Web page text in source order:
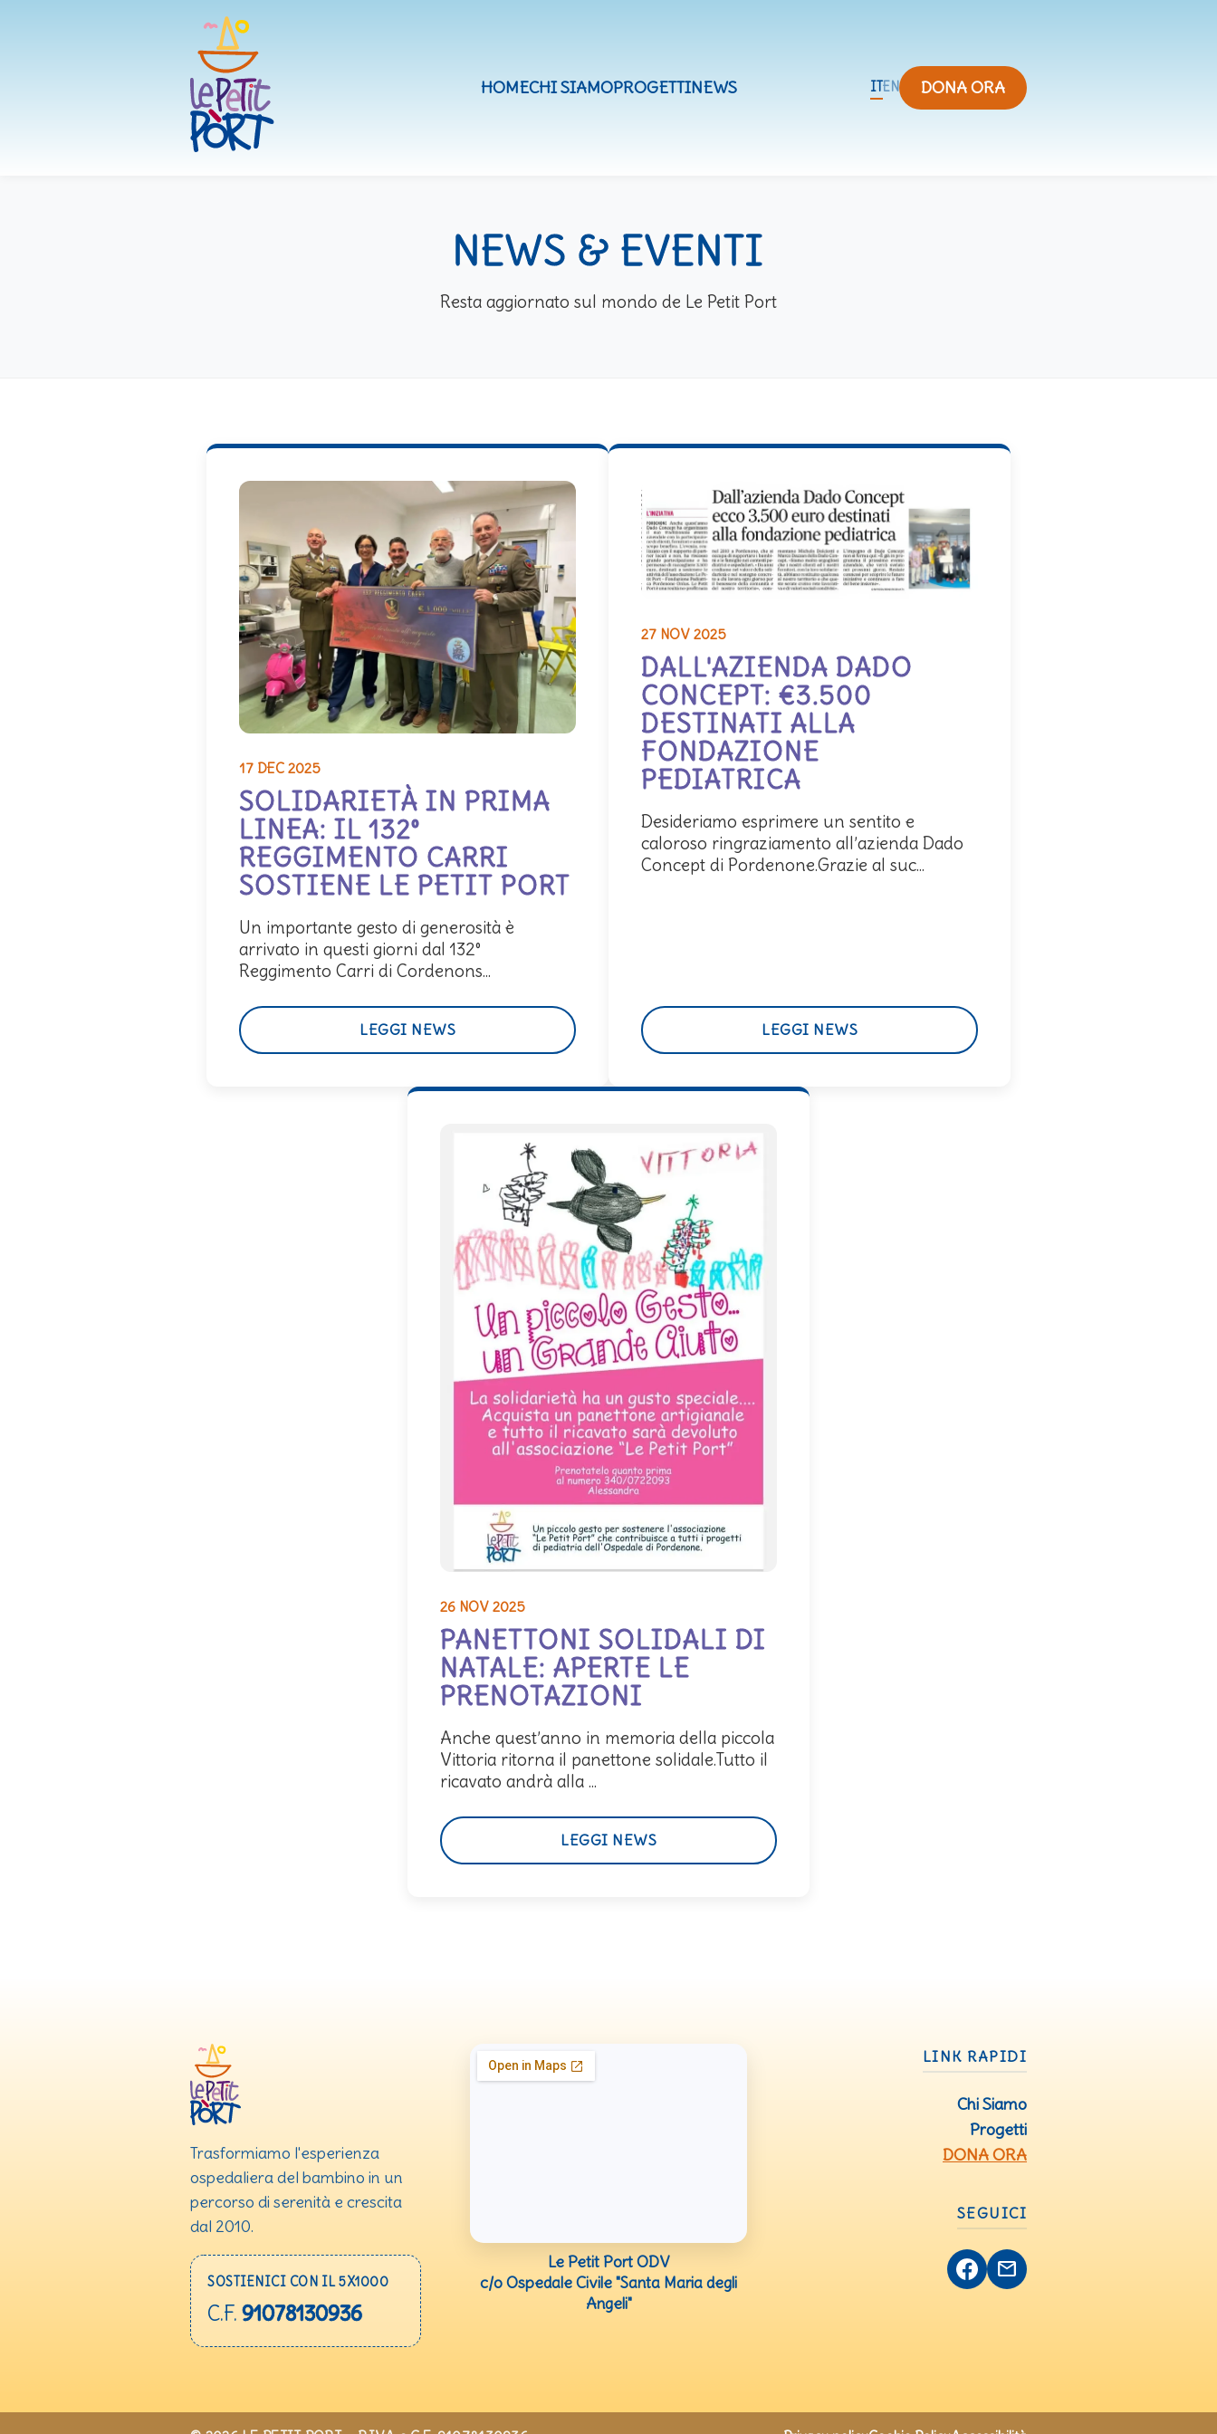
HOMECHI SIAMOPROGETTINEWS ITEN DONA ORA
NEWS & EVENTI
Resta aggiornato sul mondo de Le Petit Port
17 DEC 2025
SOLIDARIETÀ IN PRIMA
LINEA: IL 132°
REGGIMENTO CARRI
SOSTIENE LE PETIT PORT
Un importante gesto di generosità è
arrivato in questi giorni dal 132°
Reggimento Carri di Cordenons...
LEGGI NEWS
27 NOV 2025
DALL'AZIENDA DADO
CONCEPT: €3.500
DESTINATI ALLA
FONDAZIONE
PEDIATRICA
Desideriamo esprimere un sentito e
caloroso ringraziamento all’azienda Dado
Concept di Pordenone.Grazie al suc...
LEGGI NEWS
26 NOV 2025
PANETTONI SOLIDALI DI
NATALE: APERTE LE
PRENOTAZIONI
Anche quest’anno in memoria della piccola
Vittoria ritorna il panettone solidale.Tutto il
ricavato andrà alla ...
LEGGI NEWS
Trasformiamo l'esperienza
ospedaliera del bambino in un
percorso di serenità e crescita
dal 2010.
SOSTIENICI CON IL 5X1000
C.F. 91078130936
Le Petit Port ODV
c/o Ospedale Civile "Santa Maria degli
Angeli"
LINK RAPIDI
Chi Siamo
Progetti
DONA ORA
SEGUICI
mail